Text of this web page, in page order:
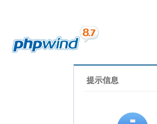
提示信息